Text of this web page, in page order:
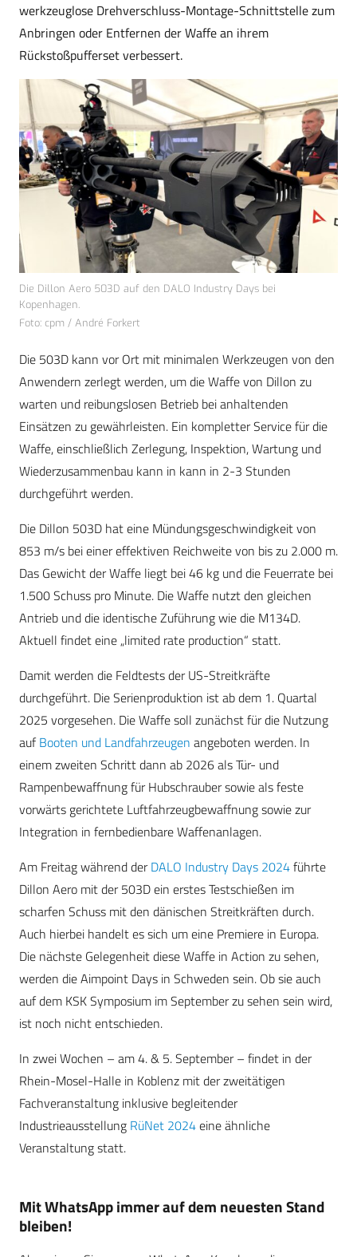
werkzeuglose Drehverschluss-Montage-Schnittstelle zum
Anbringen oder Entfernen der Waffe an ihrem
Rückstoßpufferset verbessert.
Die Dillon Aero 503D auf den DALO Industry Days bei
Kopenhagen.
Foto: cpm / André Forkert
Die 503D kann vor Ort mit minimalen Werkzeugen von den
Anwendern zerlegt werden, um die Waffe von Dillon zu
warten und reibungslosen Betrieb bei anhaltenden
Einsätzen zu gewährleisten. Ein kompletter Service für die
Waffe, einschließlich Zerlegung, Inspektion, Wartung und
Wiederzusammenbau kann in kann in 2-3 Stunden
durchgeführt werden.
Die Dillon 503D hat eine Mündungsgeschwindigkeit von
853 m/s bei einer effektiven Reichweite von bis zu 2.000 m.
Das Gewicht der Waffe liegt bei 46 kg und die Feuerrate bei
1.500 Schuss pro Minute. Die Waffe nutzt den gleichen
Antrieb und die identische Zuführung wie die M134D.
Aktuell findet eine „limited rate production“ statt.
Damit werden die Feldtests der US-Streitkräfte
durchgeführt. Die Serienproduktion ist ab dem 1. Quartal
2025 vorgesehen. Die Waffe soll zunächst für die Nutzung
aufBooten und Landfahrzeugen angeboten werden. In
einem zweiten Schritt dann ab 2026 als Tür- und
Rampenbewaffnung für Hubschrauber sowie als feste
vorwärts gerichtete Luftfahrzeugbewaffnung sowie zur
Integration in fernbedienbare Waffenanlagen.
Am Freitag während derDALO Industry Days 2024führte
Dillon Aero mit der 503D ein erstes Testschießen im
scharfen Schuss mit den dänischen Streitkräften durch.
Auch hierbei handelt es sich um eine Premiere in Europa.
Die nächste Gelegenheit diese Waffe in Action zu sehen,
werden die Aimpoint Days in Schweden sein. Ob sie auch
auf dem KSK Symposium im September zu sehen sein wird,
ist noch nicht entschieden.
In zwei Wochen – am 4. & 5. September – findet in der
Rhein-Mosel-Halle in Koblenz mit der zweitätigen
Fachveranstaltung inklusive begleitender
Industrieausstellung RüNet 2024eine ähnliche
Veranstaltung statt.
Mit WhatsApp immer auf dem neuesten Stand
bleiben!